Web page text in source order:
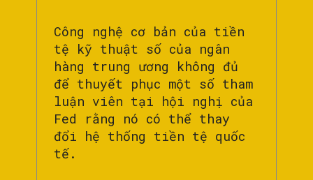
Công nghệ cơ bản của tiền
tệ kỹ thuật số của ngân
hàng trung ương không đủ
để thuyết phục một số tham
luận viên tại hội nghị của
Fed rằng nó có thể thay
đổi hệ thống tiền tệ quốc
tế.